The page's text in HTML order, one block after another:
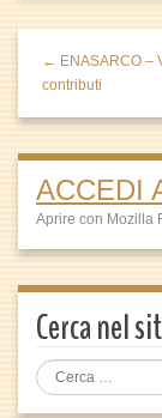
← ENASARCO –
contributi
ACCEDI
Aprire con Mozilla
Cerca nel